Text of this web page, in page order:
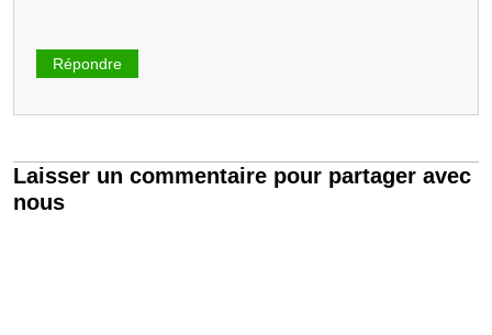
Répondre
Laisser un commentaire pour partager avec
nous